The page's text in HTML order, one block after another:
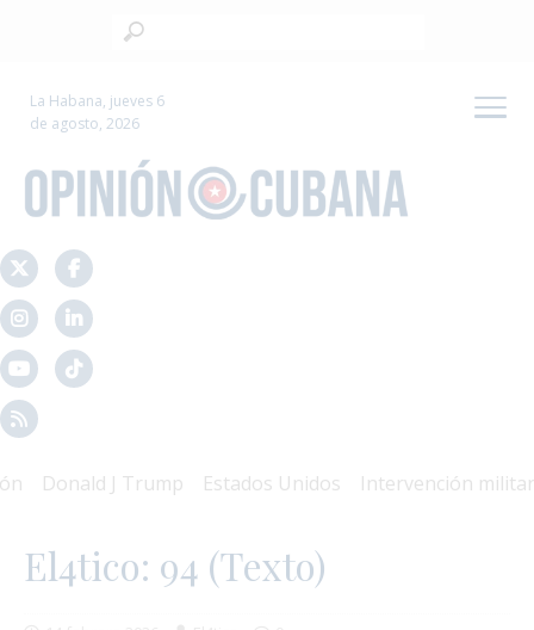
La Habana, jueves 6
de agosto, 2026
Donald J Trump Estados Unidos Intervención militar
El4tico: 94 (Texto)